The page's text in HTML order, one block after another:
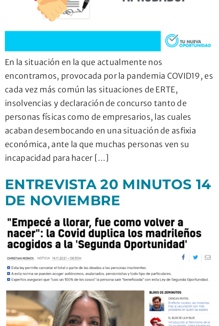
En la situación en la que actualmente nos
encontramos, provocada por la pandemia COVID19, es
cada vez más común las situaciones de ERTE,
insolvencias y declaración de concurso tanto de
personas físicas como de empresarios, las cuales
acaban desembocando en una situación de asfixia
económica, ante la que muchas personas ven su
incapacidad para hacer […]
ENTREVISTA 20 MINUTOS 14
DE NOVIEMBRE